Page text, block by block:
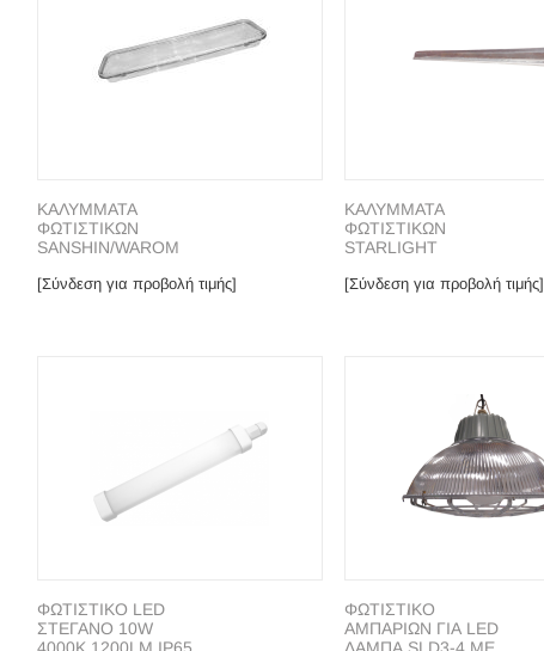
ΚΑΛΥΜΜΑΤΑ
ΦΩΤΙΣΤΙΚΩΝ
SANSHIN/WAROM
[Σύνδεση για προβολή τιμής]
ΚΑΛΥΜΜΑΤΑ
ΦΩΤΙΣΤΙΚΩΝ
STARLIGHT
[Σύνδεση για προβολή τιμής]
ΦΩΤΙΣΤΙΚΟ LΕD
ΣΤΕΓΑΝΟ 10W
4000K 1200LM IP65
ΦΩΤΙΣΤΙΚΟ
ΑΜΠΑΡΙΩΝ ΓΙΑ LED
ΛΑΜΠΑ SLD3-4 ΜΕ